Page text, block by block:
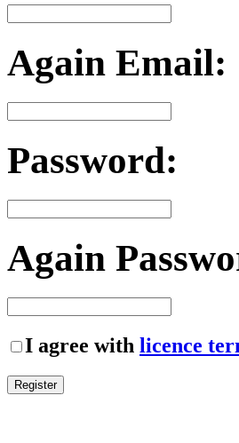
Again Email:
Password:
Again
I agree with licence